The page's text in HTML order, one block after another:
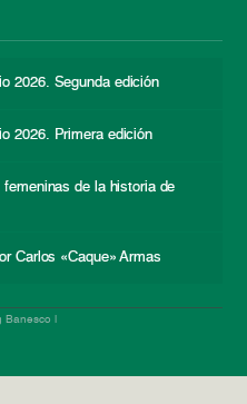
2026. Segunda edición
2026. Primera edición
de la historia de
Carlos «Caque» Armas
|